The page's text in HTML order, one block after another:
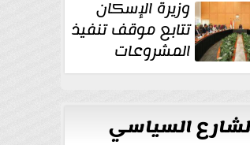
وزيرة الإسكان
تتابع موقف تنفيذ
المشروعات
والخطة
السياسي